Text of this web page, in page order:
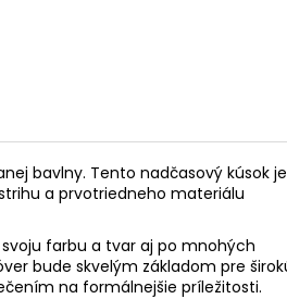
bavlny. Tento nadčasový kúsok je
a prvotriedneho materiálu
farbu a tvar aj po mnohých
bude skvelým základom pre
na formálnejšie príležitosti.